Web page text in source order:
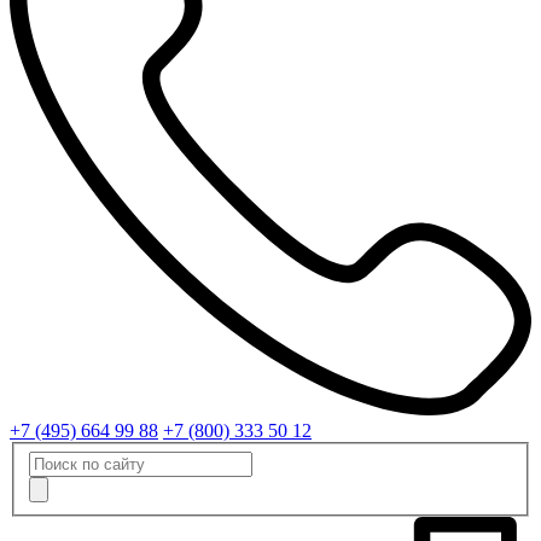
+7 (495) 664 99 88 +7 (800) 333 50 12